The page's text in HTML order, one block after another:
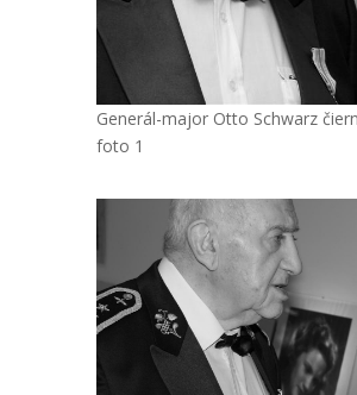
Generál-major Otto Schwarz
foto 1